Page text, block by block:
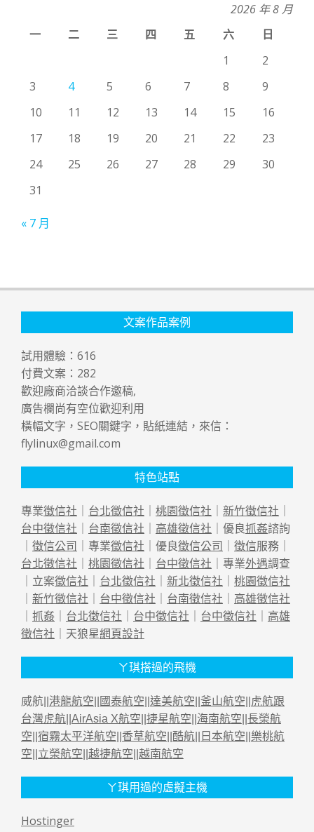
2026 年 8 月
一
二 三 四 五 六
日
1
2
3
4 5 6 7 8
9
10
11 12 13 14 15
16
17
18 19 20 21 22
23
24
25 26 27 28 29
30
31
« 7 月
文案作品案例
試用體驗： 616
付費文案： 282
歡迎廠商洽談合作邀稿,
廣告欄尚有空位歡迎利用
橫幅文字，SEO關鍵字，貼紙連結，來信：
flylinux@gmail.com
特色站點
專業徵信社 ｜ 台北徵信社 ｜ 桃園徵信社 ｜ 新竹徵信社 ｜
台中徵信社 ｜ 台南徵信社 ｜ 高雄徵信社 ｜優良抓姦諮詢
｜ 徵信公司 ｜專業徵信社 ｜優良徵信公司 ｜ 徵信服務｜
台北徵信社 ｜ 桃園徵信社 ｜ 台中徵信社 ｜專業外遇調查
｜立案徵信社 ｜ 台北徵信社 ｜ 新北徵信社 ｜ 桃園徵信社
｜ 新竹徵信社 ｜ 台中徵信社 ｜ 台南徵信社 ｜ 高雄徵信社
｜ 抓姦 ｜ 台北徵信社 ｜ 台中徵信社 ｜ 台中徵信社 ｜ 高雄
徵信社 ｜天狼星網頁設計
ㄚ琪搭過的飛機
威航|| 港龍航空 國泰航空 達美航空 釜山航空
虎航跟
台灣虎航 AirAsia X航空 捷星航空 海南航空 長榮航
空 宿霧太平洋航空 香草航空 酷航 日本航空 樂桃航
空 立榮航空 越捷航空 越南航空
ㄚ琪用過的虛擬主機
Hostinger